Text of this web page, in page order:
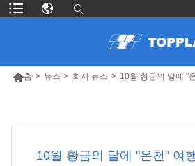
홈 > 뉴스 > 회사 뉴스 > 10월 황금의 달에 "
10월 황금의 달에 "온천" 여